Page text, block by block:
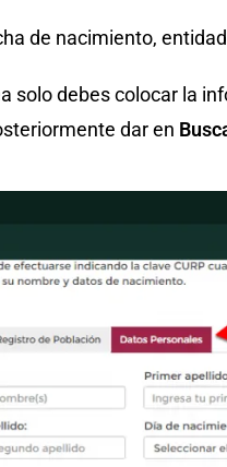
de nacimiento,
solo debes colocar la
dar en